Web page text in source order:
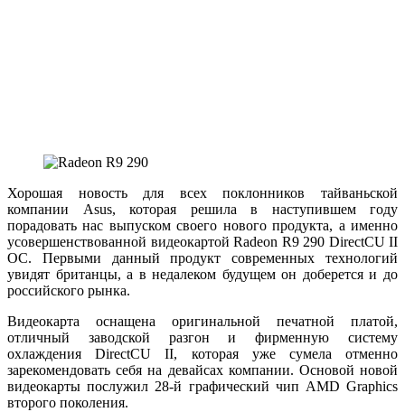
Хорошая новость для всех поклонников тайваньской
компании Asus, которая решила в наступившем году
порадовать нас выпуском своего нового продукта, а именно
усовершенствованной видеокартой Radeon R9 290 DirectCU II
OC. Первыми данный продукт современных технологий
увидят британцы, а в недалеком будущем он доберется и до
российского рынка.
Видеокарта оснащена оригинальной печатной платой,
отличный заводской разгон и фирменную систему
охлаждения DirectCU II, которая уже сумела отменно
зарекомендовать себя на девайсах компании. Основой новой
видеокарты послужил 28-й графический чип AMD Graphics
второго поколения.